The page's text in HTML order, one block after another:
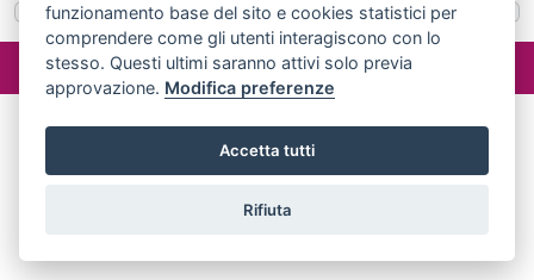
©2024 misterlex.it -redazione@misterlex.it-Privacy
02029690472
funzionamento base del sito e cookies statistici per
comprendere come gli utenti interagiscono con lo
stesso. Questi ultimi saranno attivi solo previa
approvazione. Modifica preferenze
Accetta tutti
Rifiuta